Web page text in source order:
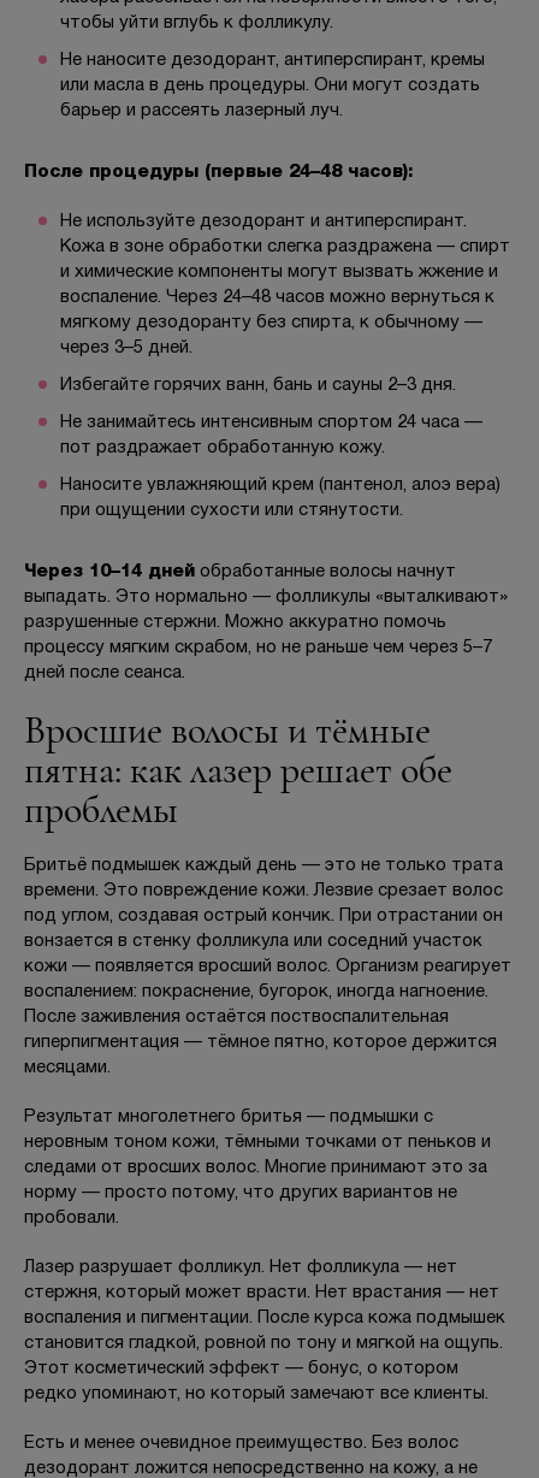
чтобы уйти вглубь к фолликулу.
Не наносите дезодорант, антиперспирант, кремы
или масла в день процедуры. Они могут создать
барьер и рассеять лазерный луч.
После процедуры (первые 24–48 часов):
Не используйте дезодорант и антиперспирант.
Кожа в зоне обработки слегка раздражена — спирт
и химические компоненты могут вызвать жжение и
воспаление. Через 24–48 часов можно вернуться к
мягкому дезодоранту без спирта, к обычному —
через 3–5 дней.
Избегайте горячих ванн, бань и сауны 2–3 дня.
Не занимайтесь интенсивным спортом 24 часа —
пот раздражает обработанную кожу.
Наносите увлажняющий крем (пантенол, алоэ вера)
при ощущении сухости или стянутости.
Через 10–14 дней обработанные волосы начнут
выпадать. Это нормально — фолликулы «выталкивают»
разрушенные стержни. Можно аккуратно помочь
процессу мягким скрабом, но не раньше чем через 5–7
дней после сеанса.
Вросшие волосы и тёмные
пятна: как лазер решает обе
проблемы
Бритьё подмышек каждый день — это не только трата
времени. Это повреждение кожи. Лезвие срезает волос
под углом, создавая острый кончик. При отрастании он
вонзается в стенку фолликула или соседний участок
кожи — появляется вросший волос. Организм реагирует
воспалением: покраснение, бугорок, иногда нагноение.
После заживления остаётся поствоспалительная
гиперпигментация — тёмное пятно, которое держится
месяцами.
Результат многолетнего бритья — подмышки с
неровным тоном кожи, тёмными точками от пеньков и
следами от вросших волос. Многие принимают это за
норму — просто потому, что других вариантов не
пробовали.
Лазер разрушает фолликул. Нет фолликула — нет
стержня, который может врасти. Нет врастания — нет
воспаления и пигментации. После курса кожа подмышек
становится гладкой, ровной по тону и мягкой на ощупь.
Этот косметический эффект — бонус, о котором
редко упоминают, но который замечают все клиенты.
Есть и менее очевидное преимущество. Без волос
дезодорант ложится непосредственно на кожу, а не